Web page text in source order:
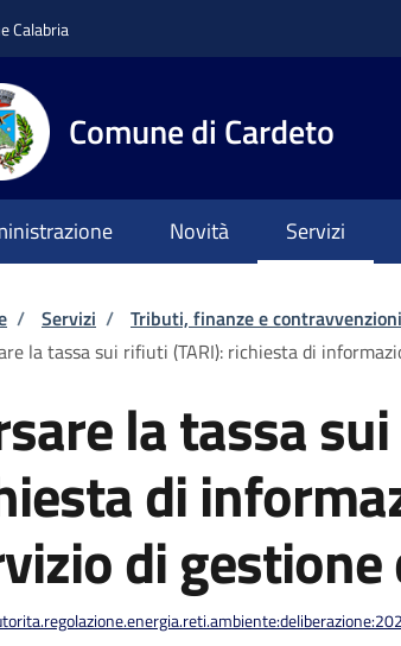
Calabria
Comune di Cardeto
Novità Servizi
di pane
/ Servizi / Tributi, finanze e contravvenzioni
la tassa sui rifiuti (TARI): richiesta di
la tassa
di
di